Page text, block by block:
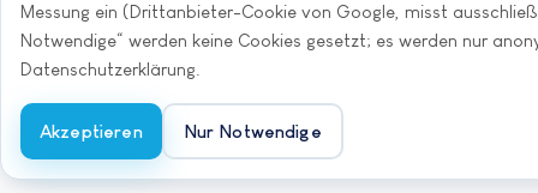
Messung ein (Drittanbieter-Cookie von Google, misst
Notwendige“ werden keine Cookies gesetzt; es werden nur
Datenschutzerklärung
Akzeptieren Nur Notwendige